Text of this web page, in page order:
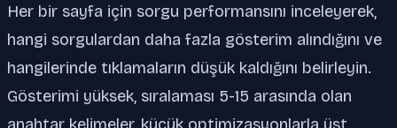
Her bir sayfa için sorgu performansını inceleyerek,
hangi sorgulardan daha fazla gösterim alındığını ve
hangilerinde tıklamaların düşük kaldığını belirleyin.
Gösterimi yüksek, sıralaması 5-15 arasında olan